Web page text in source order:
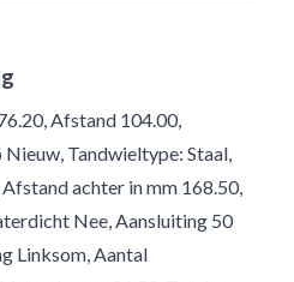
Afstand 104.00,
Tandwieltype: Staal,
achter in mm 168.50,
Nee, Aansluiting 50
Linksom, Aantal